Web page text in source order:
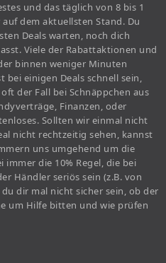
und das täglich von 8 bis 1
dem aktuellsten Stand. Du
Deals warten, noch dich
Viele der Rabattaktionen und
binnen weniger Minuten
bei einigen Deals schnell sein,
der Fall bei Schnäppchen aus
Finanzen, oder
Sollten wir einmal nicht
nicht rechtzeitig sehen, kannst
uns umgehend um die
die 10% Regel, die bei
Händler seriös sein (z.B. von
dir mal nicht sicher sein, ob der
um Hilfe bitten und wie prüfen